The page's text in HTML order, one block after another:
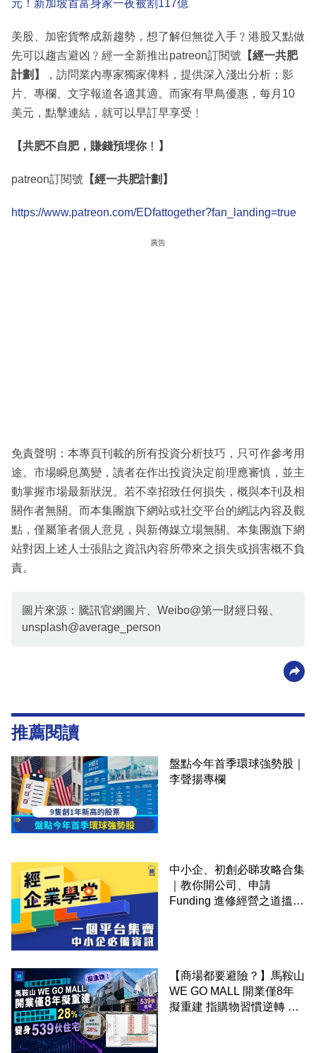
元！新加坡首富身家一夜被割117億
美股、加密貨幣成新趨勢，想了解但無從入手﹖港股又點做
先可以趨吉避凶﹖經一全新推出patreon訂閱號 【經一共肥
計劃】
，訪問業內專家獨家俾料，提供深入淺出分析；影
片、專欄、文字報道各適其適。而家有早鳥優惠，每月10
美元，點擊連結，就可以早訂早享受﹗
【共肥不自肥，賺錢預埋你﹗】
patreon訂閱號 【經一共肥計劃】
https://www.patreon.com/EDfattogether?fan_landing=true
廣告
免責聲明：本專頁刊載的所有投資分析技巧，只可作參考用
途。市場瞬息萬變，讀者在作出投資決定前理應審慎，並主
動掌握市場最新狀況。若不幸招致任何損失，概與本刊及相
關作者無關。而本集團旗下網站或社交平台的網誌內容及觀
點，僅屬筆者個人意見，與新傳媒立場無關。本集團旗下網
站對因上述人士張貼之資訊內容所帶來之損失或損害概不負
責。
圖片來源：騰訊官網圖片、Weibo@第一財經日報、
unsplash@average_person
推薦閱讀
盤點今年首季環球強勢股｜
李聲揚專欄
中小企、初創必睇攻略合集
｜教你開公司、申請
Funding 進修經營之道搵大
【商場都要避險？】馬鞍山
WE GO MALL 開業僅8年
擬重建 指購物習慣逆轉 餐